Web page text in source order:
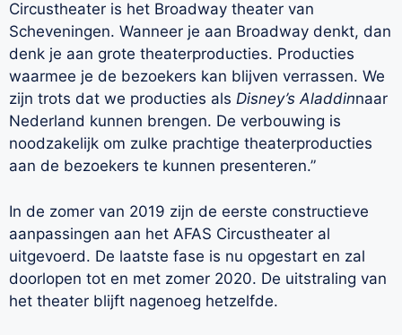
Circustheater is het Broadway theater van
Scheveningen. Wanneer je aan Broadway denkt, dan
denk je aan grote theaterproducties. Producties
waarmee je de bezoekers kan blijven verrassen. We
zijn trots dat we producties als Disney’s Aladdinnaar
Nederland kunnen brengen. De verbouwing is
noodzakelijk om zulke prachtige theaterproducties
aan de bezoekers te kunnen presenteren.”
In de zomer van 2019 zijn de eerste constructieve
aanpassingen aan het AFAS Circustheater al
uitgevoerd. De laatste fase is nu opgestart en zal
doorlopen tot en met zomer 2020. De uitstraling van
het theater blijft nagenoeg hetzelfde.